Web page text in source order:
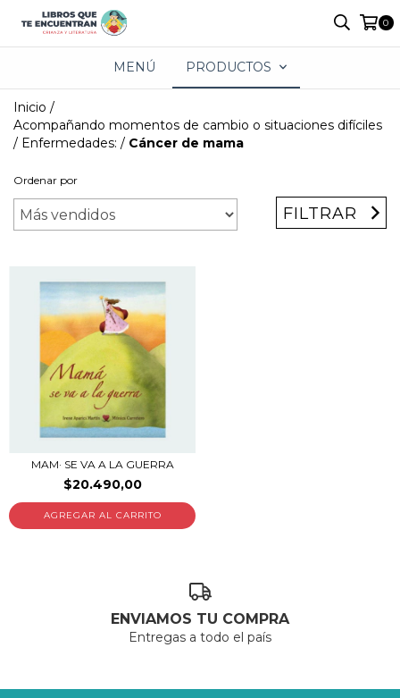
0
MENÚ PRODUCTOS
Inicio /
Acompañando momentos de cambio o situaciones difíciles
/ Enfermedades: / Cáncer de mama
Ordenar por
FILTRAR
MAM· SE VA A LA GUERRA
$20.490,00
ENVIAMOS TU COMPRA
Entregas a todo el país